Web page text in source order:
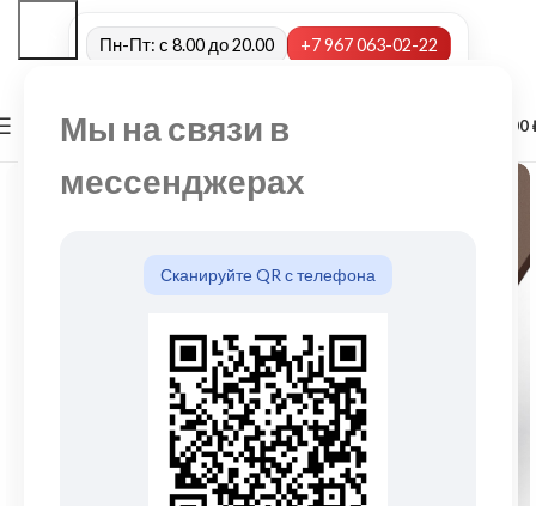
Мы на связи в
мессенджерах
Сканируйте QR с телефона
Пн-Пт: с 8.00 до 20.00 +7 967 063-02-22
МЕНЮ 0,00